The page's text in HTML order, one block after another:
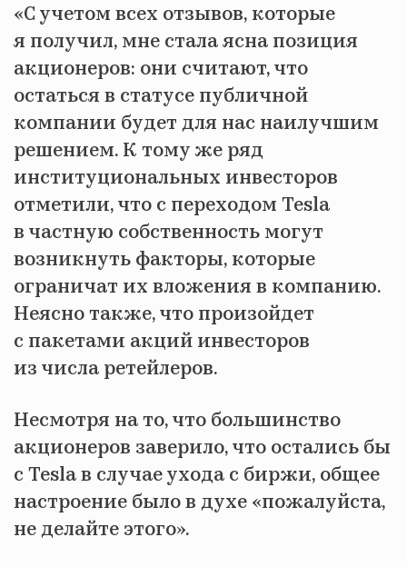
«С учетом всех отзывов, которые
я получил, мне стала ясна позиция
акционеров: они считают, что
остаться в статусе публичной
компании будет для нас наилучшим
решением. К тому же ряд
институциональных инвесторов
отметили, что с переходом Tesla
в частную собственность могут
возникнуть факторы, которые
ограничат их вложения в компанию.
Неясно также, что произойдет
с пакетами акций инвесторов
из числа ретейлеров.
Несмотря на то, что большинство
акционеров заверило, что остались бы
с Tesla в случае ухода с биржи, общее
настроение было в духе «пожалуйста,
не делайте этого».